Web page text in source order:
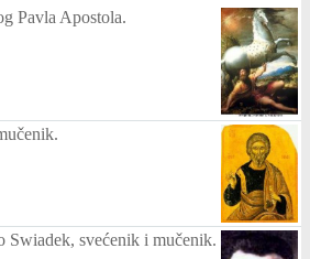
Pavla Apostola.
Swiadek, svećenik i mučenik.